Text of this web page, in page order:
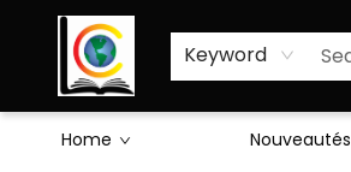
Keyword
Home Nouveautés
Sciences Humaines
Activités & Jeux
Enseignants
Littérature
À Propos de Nous